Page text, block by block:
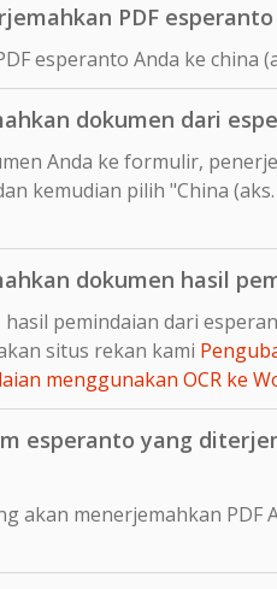
PDF
esperanto Anda ke china
dokumen dari
Anda ke formulir,
kemudian pilih "China
dokumen hasil
pemindaian dari
situs rekan kami
menggunakan OCR ke
esperanto yang
akan menerjemahkan